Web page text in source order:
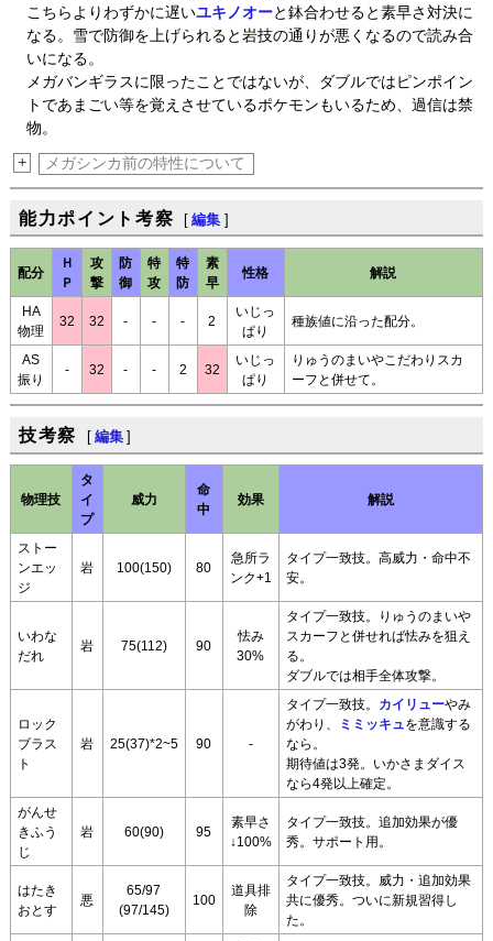
こちらよりわずかに遅いユキノオーと鉢合わせると素早さ対決に
なる。雪で防御を上げられると岩技の通りが悪くなるので読み合
いになる。
メガバンギラスに限ったことではないが、ダブルではピンポイン
トであまごい等を覚えさせているポケモンもいるため、過信は禁
物。
+ メガシンカ前の特性について
能力ポイント考察 [ 編集 ]
配分
Ｈ
Ｐ
攻
撃
防
御
特
攻
特
防
素
早
性格 解説
HA
物理
32 32 - - - 2
いじっ
ぱり
種族値に沿った配分。
AS
振り
- 32 - - 2 32
いじっ
ぱり
りゅうのまいやこだわりスカ
ーフと併せて。
技考察 [ 編集 ]
物理技
タ
イ
プ
威力
命
中
効果 解説
ストー
ンエッ
ジ
岩 100(150) 80
急所ラ
ンク+1
タイプ一致技。高威力・命中不
安。
いわな
だれ
岩 75(112) 90
怯み
30%
タイプ一致技。りゅうのまいや
スカーフと併せれば怯みを狙え
る。
ダブルでは相手全体攻撃。
ロック
ブラス
ト
岩 25(37)*2~5 90 -
タイプ一致技。 カイリューやみ
がわり、
ミミッキュ を意識する
なら。
期待値は3発。いかさまダイス
なら4発以上確定。
がんせ
きふう
じ
岩 60(90) 95
素早さ
↓100%
タイプ一致技。追加効果が優
秀。サポート用。
はたき
おとす
悪
65/97
(97/145)
100
道具排
除
タイプ一致技。威力・追加効果
共に優秀。ついに新規習得し
た。